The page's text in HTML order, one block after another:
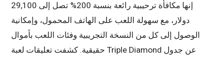
إنها مكافأة ترحيبية رائعة بنسبة 200% تصل إلى 29,100
دولار، مع سهولة اللعب على الهاتف المحمول، وإمكانية
الوصول إلى كل من النسخة التجريبية وفئات اللعب بأموال
حقيقية. كشفت تعليقات لعبة Triple Diamond عن جدول